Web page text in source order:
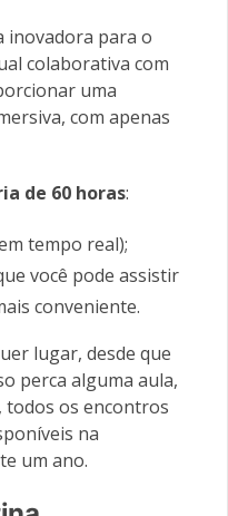
inovadora para o
colaborativa com
uma
com apenas
de 60 horas:
tempo real);
você pode assistir
conveniente.
lugar, desde que
perca alguma aula,
os encontros
na
um ano.